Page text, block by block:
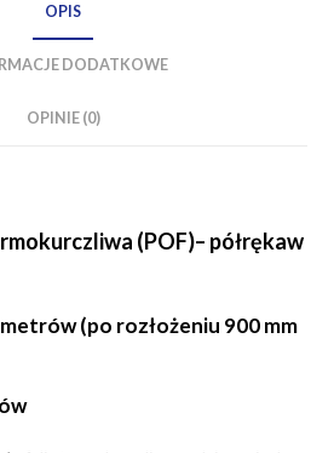
OPIS
DODATKOWE
OPINIE (0)
(POF)– półrękaw
(po rozłożeniu 900 mm